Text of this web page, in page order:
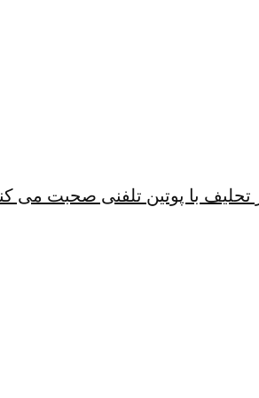
با پوتین تلفنی صحبت می